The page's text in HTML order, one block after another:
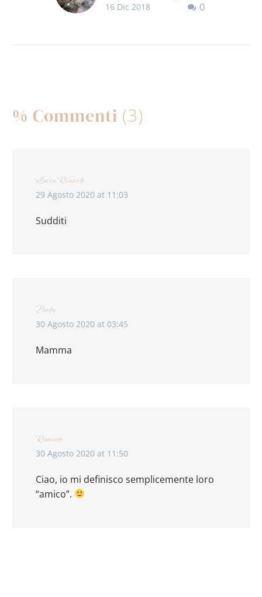
per chi ama i gatti
0
16 Dic 2018
% Commenti (3)
Luisa Rizzolo
29 Agosto 2020 at 11:03
Sudditi
Paola
30 Agosto 2020 at 03:45
Mamma
Raniero
30 Agosto 2020 at 11:50
Ciao, io mi definisco semplicemente loro
“amico”.